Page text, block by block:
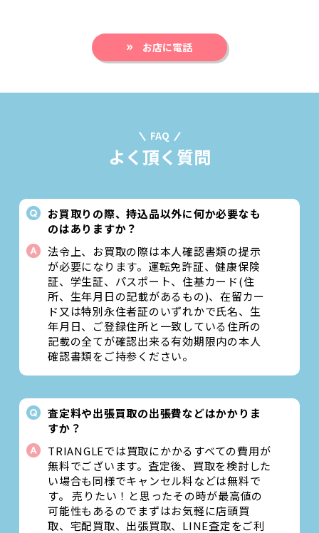
お店に電話
FAQ
よく頂く質問
お買取りの際、持込品以外に何か必要なも
のはありますか？
法令上、お買取の際は本人確認書類の提示
が必要になります。運転免許証、健康保険
証、学生証、パスポート、住基カード(住
所、生年月日の記載があるもの)、在留カー
ド又は特別永住者証のいずれかで氏名、生
年月日、ご登録住所と一致している住所の
記載の全てが確認出来る有効期限内の本人
確認書類をご持参ください。
査定料や出張買取の出張費などはかかりま
すか？
TRIANGLEでは買取にかかるすべての費用が
無料でございます。査定後、買取を検討した
い場合も同様でキャンセル料などは無料で
す。 売りたい！と思ったその時が最高値の
可能性もあるのでまずはお気軽に店頭買
取、宅配買取、出張買取、LINE査定をご利